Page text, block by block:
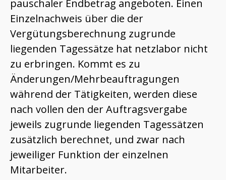
pauschaler Endbetrag angeboten. Einen
Einzelnachweis über die der
Vergütungsberechnung zugrunde
liegenden Tagessätze hat netzlabor nicht
zu erbringen. Kommt es zu
Änderungen/Mehrbeauftragungen
während der Tätigkeiten, werden diese
nach vollen den der Auftragsvergabe
jeweils zugrunde liegenden Tagessätzen
zusätzlich berechnet, und zwar nach
jeweiliger Funktion der einzelnen
Mitarbeiter.